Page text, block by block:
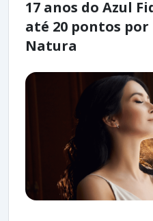
17 anos do Azul
até 20 pontos
Natura